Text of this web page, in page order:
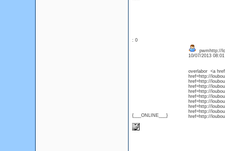
: 0
{___ONLINE___}
pwmhttp://
10/07/2013
overlabor <a
href=http://
href=http://
href=http://
href=http://
href=http://
href=http://
href=http://
href=http://
href=http://